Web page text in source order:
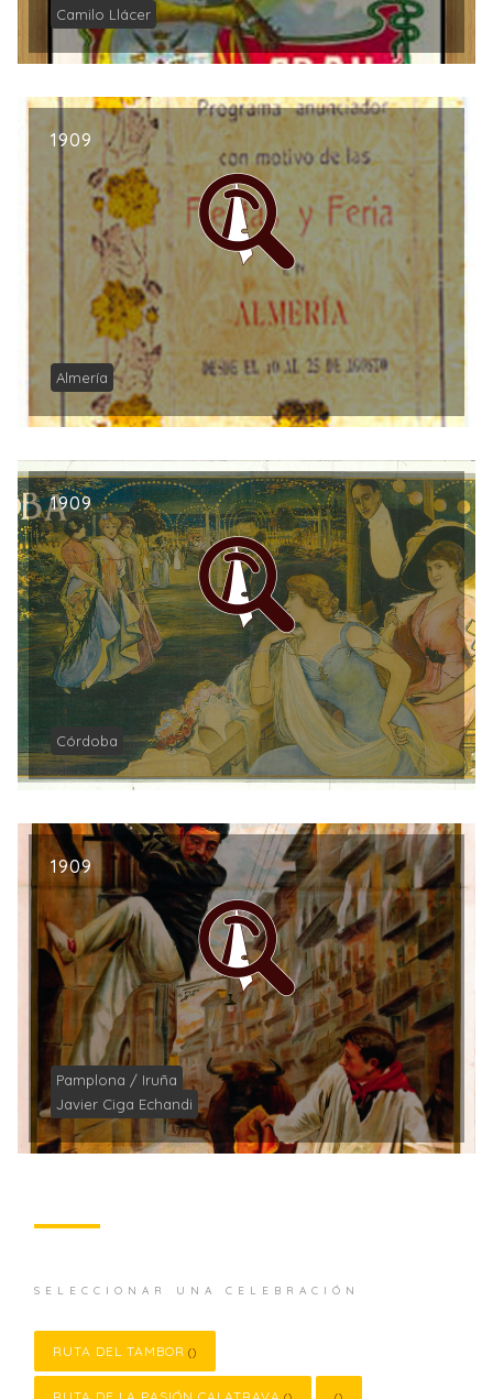
Camilo Llácer
1909
Almería
1909
Córdoba
1909
Pamplona / Iruña
Javier Ciga Echandi
SELECCIONAR UNA CELEBRACIÓN
RUTA DEL TAMBOR ()